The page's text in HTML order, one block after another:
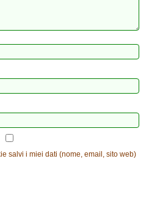
salvi i miei dati (nome, email, sito web)